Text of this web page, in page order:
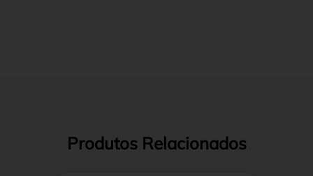
Produtos Relacionados